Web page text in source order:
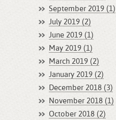
September 2019 (1)
July 2019 (2)
June 2019 (1)
May 2019 (1)
March 2019 (2)
January 2019 (2)
December 2018 (3)
November 2018 (1)
October 2018 (2)